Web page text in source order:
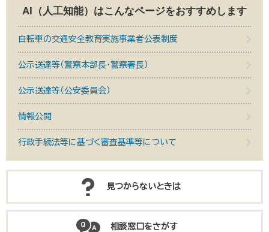
AI（人工知能）はこんなページをおすすめします
自転車の交通安全教育実施事業者公表制度
公示送達等（警察本部長・警察署長）
公示送達等（公安委員会）
情報公開
行政手続法等に基づく審査基準等について
見つからないときは
相談窓口をさがす